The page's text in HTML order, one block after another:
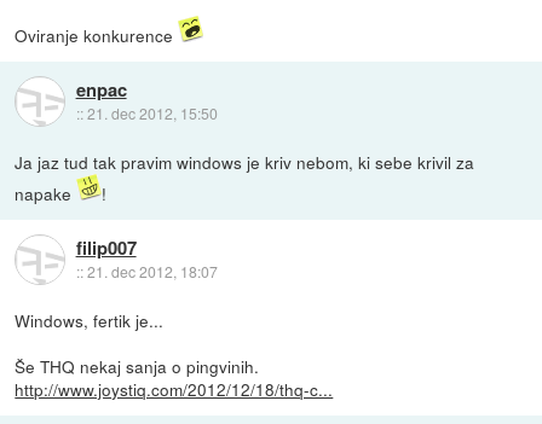
Oviranje konkurence
enpac
::21. dec 2012, 15:50
Ja jaz tud tak pravim windows je kriv nebom, ki sebe krivil za
napake
!
filip007
::21. dec 2012, 18:07
Windows, fertik je...
Še THQ nekaj sanja o pingvinih.
http://www.joystiq.com/2012/12/18/thq-c...